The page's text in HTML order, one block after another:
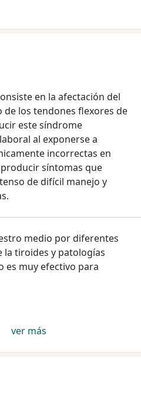
en la afectación del
los tendones flexores de
este síndrome
al exponerse a
incorrectas en
síntomas que
de difícil manejo y
medio por diferentes
la tiroides y patologías
es muy efectivo para
ver más